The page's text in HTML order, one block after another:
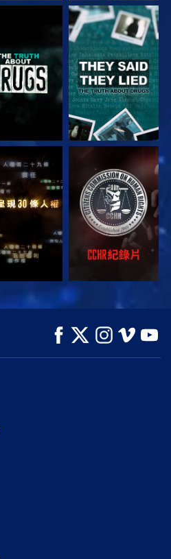
觀看 觀看
觀看 觀看
探索系列節目